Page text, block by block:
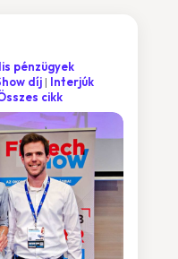
pénzügyek
díj
Interjúk
cikk